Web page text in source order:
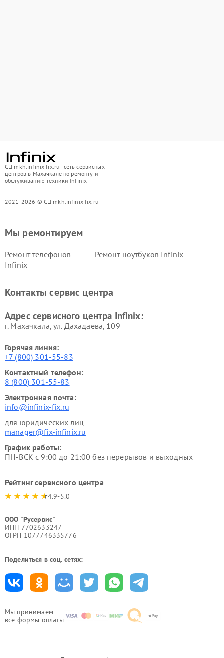
СЦ mkh.infinix-fix.ru - сеть сервисных
центров в Махачкале по ремонту и
обслуживанию техники Infinix
2021-2026 © СЦ mkh.infinix-fix.ru
Мы принимаем
все формы оплаты
Мы ремонтируем
Ремонт телефонов
Infinix
Ремонт ноутбуков Infinix
Контакты сервис центра
Адрес сервисного центра Infinix:
г. Махачкала, ул. Дахадаева, 109
Горячая линия:
+7 (800) 301-55-83
Контактный телефон:
8 (800) 301-55-83
Электронная почта:
info@infinix-fix.ru
для юридических лиц
manager@fix-infinix.ru
График работы:
ПН-ВСК с 9:00 до 21:00 без перерывов и выходных
Рейтинг сервисного центра
4.9-5.0
ООО "Русервис"
ИНН 7702633247
ОГРН 1077746335776
Поделиться в соц. сетях: